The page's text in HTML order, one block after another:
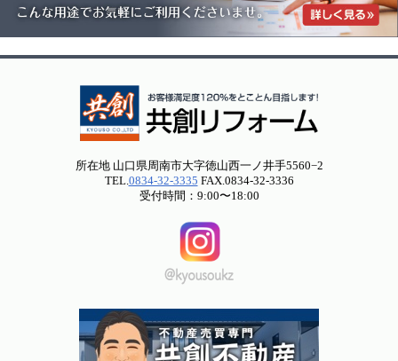
所在地 山口県周南市大字徳山西一ノ井手5560−2
TEL. 0834-32-3335 FAX.0834-32-3336
受付時間：9:00〜18:00